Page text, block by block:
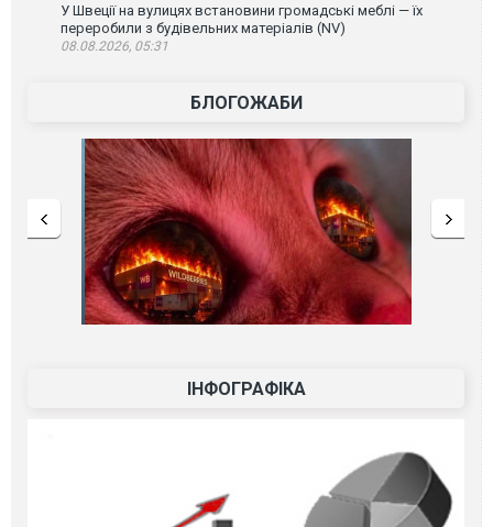
У Швеції на вулицях встановини громадські меблі — їх
переробили з будівельних матеріалів (NV)
08.08.2026, 05:31
БЛОГОЖАБИ
ІНФОГРАФІКА